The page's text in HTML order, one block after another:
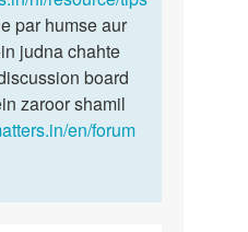
par humse aur
judna chahte
board
zaroor shamil
en/forum